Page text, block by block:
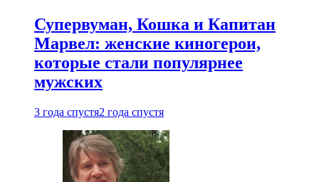
Супервуман, Кошка и Капитан
Марвел: женские киногерои,
которые стали популярнее
мужских
3 года спустя2 года спустя